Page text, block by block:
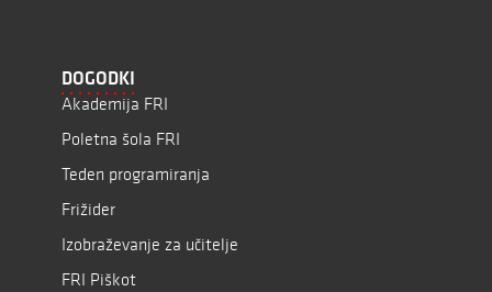
DOGODKI
Akademija FRI
Poletna šola FRI
Teden programiranja
Frižider
Izobraževanje za učitelje
FRI Piškot